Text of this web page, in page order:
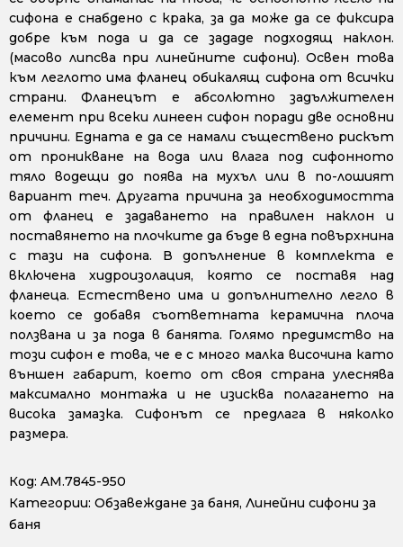
сифона е снабдено с крака, за да може да се фиксира
добре към пода и да се зададе подходящ наклон.
(масово липсва при линейните сифони). Освен това
към леглото има фланец обикалящ сифона от всички
страни. Фланецът е абсолютно задължителен
елемент при всеки линеен сифон поради две основни
причини. Едната е да се намали съществено рискът
от проникване на вода или влага под сифонното
тяло водещи до поява на мухъл или в по-лошият
вариант теч. Другата причина за необходимостта
от фланец е задаването на правилен наклон и
поставянето на плочките да бъде в една повърхнина
с тази на сифона. В допълнение в комплекта е
включена хидроизолация, която се поставя над
фланеца. Естествено има и допълнително легло в
което се добавя съответната керамична плоча
ползвана и за пода в банята. Голямо предимство на
този сифон е това, че е с много малка височина като
външен габарит, което от своя страна улеснява
максимално монтажа и не изисква полагането на
висока замазка. Сифонът се предлага в няколко
размера.
Код: AM.7845-950
Категории: Обзавеждане за баня, Линейни сифони за
баня